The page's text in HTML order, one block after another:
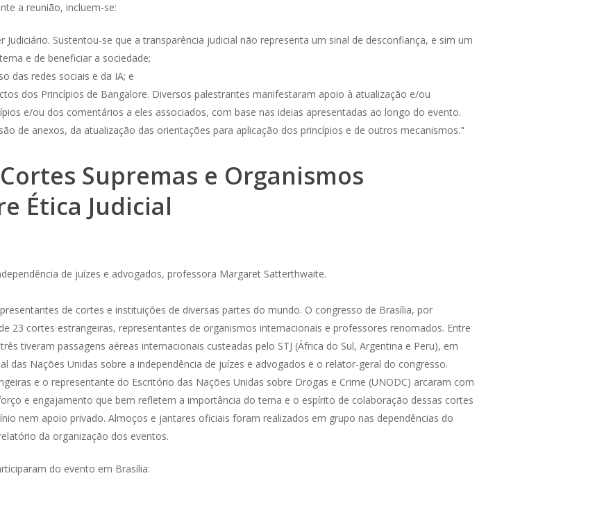
a reunião, incluem-se:
Sustentou-se que a transparência judicial não representa um sinal de desconfiança, e sim um
e de beneficiar a sociedade;
das redes sociais e da IA; e
dos Princípios de Bangalore. Diversos palestrantes manifestaram apoio à atualização e/ou
e/ou dos comentários a eles associados, com base nas ideias apresentadas ao longo do evento.
de anexos, da atualização das orientações para aplicação dos princípios e de outros mecanismos."​​​​​​​​​
Supremas e Organismos
Ética Judicial
de juízes e advogados, professora Margaret Satterthwaite.
de cortes e instituições de diversas partes do mundo. O congresso de Brasília, por
23 cortes estrangeiras, representantes de organismos internacionais e professores renomados. Entre
tiveram passagens aéreas internacionais custeadas pelo STJ (África do Sul, Argentina e Peru), em
das Nações Unidas sobre a independência de juízes e advogados e o relator-geral do congresso.
e o representante do Escritório das Nações Unidas sobre Drogas e Crime (UNODC) arcaram com
e engajamento que bem refletem a importância do tema e o espírito de colaboração dessas cortes
nem apoio privado. Almoços e jantares oficiais foram realizados em grupo nas dependências do
da organização dos eventos.
do evento em Brasília: